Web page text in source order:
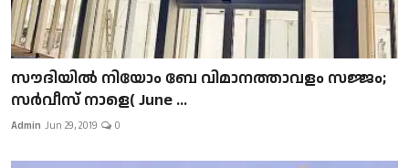
സൗദിയിൽ നിയോം ബേ വിമാനത്താവളം സജ്ജം;
സർവീസ് നാളെ( June ...
Admin Jun 29, 2019 0